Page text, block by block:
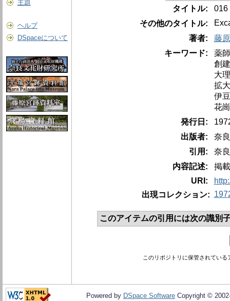
主題
ヘルプ
DSpaceについて
タイトル:
016
その他のタイトル:
著者:
藤
キーワード:
薬
創
大
拡
伊
花
発行日:
出版者:
奈
引用:
奈
内容記述:
掲
URI:
出現コレクション:
このアイテムの引用には次の識別
このリポジトリに保管されてい
Powered by DSpace Software Copyright ©